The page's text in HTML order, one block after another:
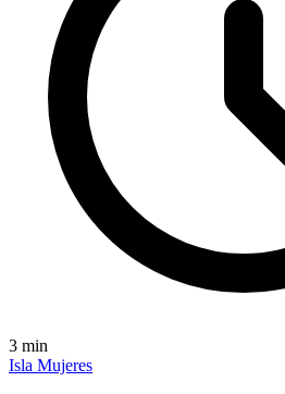
3 min
Isla Mujeres